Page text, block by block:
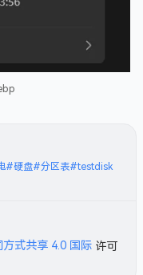
#硬盘#分区表#testdisk
式共享 4.0 国际 许可